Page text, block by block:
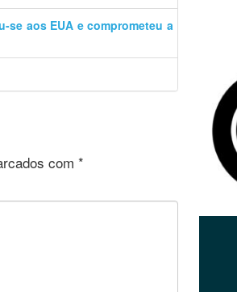
se aos EUA e comprometeu a
com *